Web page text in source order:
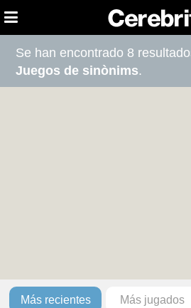
Se han encontrado 8
Juegos de sinònims.
Más recientes Más jugados